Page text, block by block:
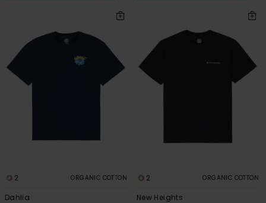
2 ORGANIC COTTON
Dahlia
2 ORGANIC COTTON
New Heights